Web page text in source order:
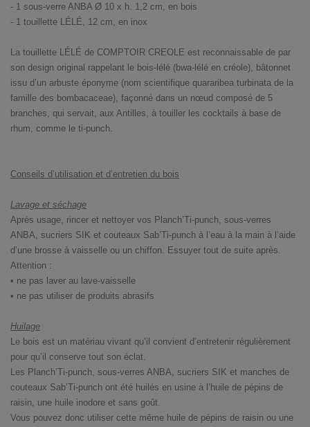
- 1 sous-verre ANBA Ø 10 x h. 1,2 cm, en bois
- 1 touillette LÉLÉ, 12 cm, en inox
La touillette LÉLÉ de COMPTOIR CREOLE est reconnaissable de par
son design original rappelant le bois-lélé (bwa-lélé en créole), bâtonnet
issu d’un arbuste éponyme (nom scientifique quararibea turbinata de la
famille des bombacaceae), façonné dans un nœud composé de 5
branches, qui servait, aux Antilles, à touiller les cocktails à base de
rhum, comme le ti-punch.
Conseils d’utilisation et d’entretien du bois
Lavage et séchage
Après usage, rincer et nettoyer vos Planch’Ti-punch, sous-verres
ANBA, sucriers SIK et couteaux Sab’Ti-punch à l’eau à la main à l’aide
d’une brosse à vaisselle ou un chiffon. Essuyer tout de suite après.
Attention :
• ne pas laver au lave-vaisselle
• ne pas utiliser de produits abrasifs
Huilage
Le bois est un matériau vivant qu’il convient d’entretenir régulièrement
pour qu’il conserve tout son éclat.
Les Planch’Ti-punch, sous-verres ANBA, sucriers SIK et manches de
couteaux Sab’Ti-punch ont été huilés en usine à l’huile de pépins de
raisin, une huile inodore et sans goût.
Vous pouvez donc utiliser cette même huile de pépins de raisin ou une